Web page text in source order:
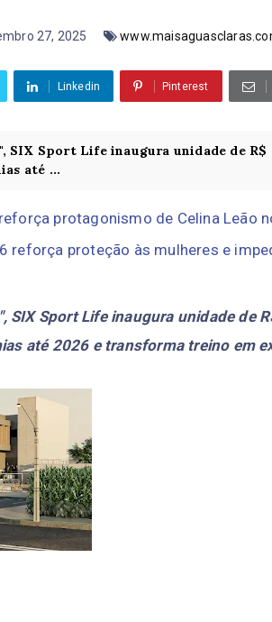
27, 2025
Linkedin Pinterest
SIX Sport Life inaugura unidade de R$
até ...
protagonismo de Celina Leão
reforça proteção às mulheres e
SIX Sport Life inaugura unidade de
até 2026 e transforma treino em